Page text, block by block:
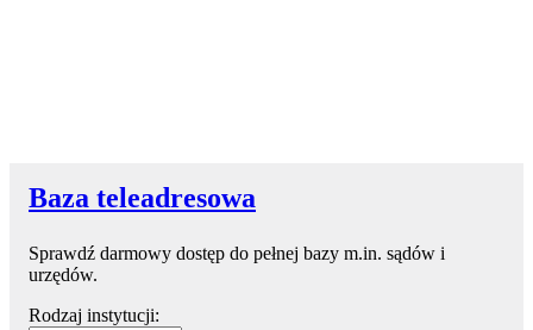
Baza teleadresowa
Sprawdź darmowy dostęp do pełnej bazy m.in. sądów i
urzędów.
Rodzaj instytucji: